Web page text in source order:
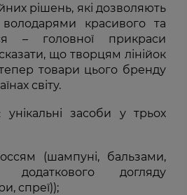
рішень, які дозволяють
красивого та
– головної прикраси
що творцям лінійок
товари цього бренду
світу.
унікальні засоби у трьох
(шампуні, бальзами,
догляду
спреї));